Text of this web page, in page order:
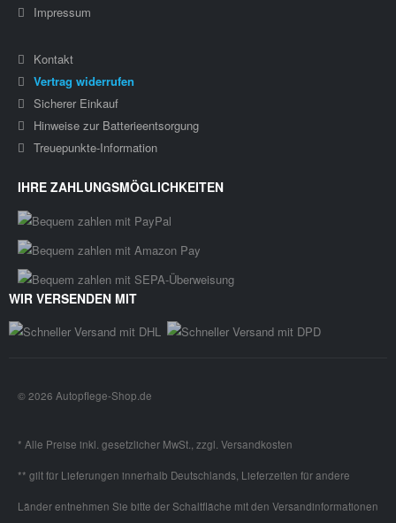
Impressum
Kontakt
Vertrag widerrufen
Sicherer Einkauf
Hinweise zur Batterieentsorgung
Treuepunkte-Information
IHRE ZAHLUNGSMÖGLICHKEITEN
WIR VERSENDEN MIT
* Alle Preise inkl. gesetzlicher MwSt., zzgl. Versandkosten
** gilt für Lieferungen innerhalb Deutschlands, Lieferzeiten für andere
Länder entnehmen Sie bitte der Schaltfläche mit den Versandinformationen
© 2026 Autopflege-Shop.de